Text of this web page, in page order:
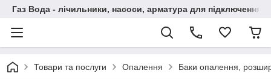
Газ Вода - лічильники, насоси, арматура для підключення,
Товари та послуги Опалення Баки опалення,